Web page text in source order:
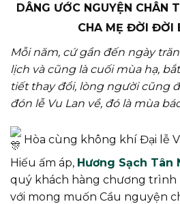
DÂNG ƯỚC NGUYỆN CHÂN
CHA MẸ ĐỜI ĐỜI
Mỗi năm, cứ gần đến ngày
lịch và cũng là cuối mùa hạ,
tiết thay đổi, lòng người cũng
đón lễ Vu Lan về, đó là mùa
Hòa cùng không khí Đại lễ
Hiếu ấm áp, Hương Sạch Tân
quý khách hàng chương trình
với mong muốn Cầu nguyện